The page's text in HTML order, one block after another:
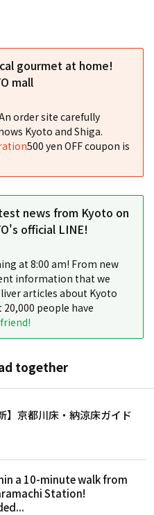
gourmet at home!
mall
order site carefully
Kyoto and Shiga.
500 yen OFF coupon is
news from Kyoto on
official LINE!
at 8:00 am! From new
information that we
articles about Kyoto
people have
together
】京都川床・納涼床ガイド
a 10-minute walk from
Station!